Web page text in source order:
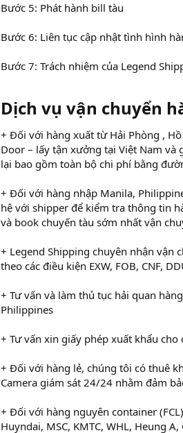
Bước 5: Phát hành bill tàu
Bước 6: Liên tục cập nhật tình hình
Bước 7: Trách nhiệm của Legend
Dịch vụ vận chuyển
+ Đối với hàng xuất từ Hải Phòng ,
Door – lấy tận xưởng tại Việt Nam
lại bao gồm toàn bộ chi phí bằng
+ Đối với hàng nhập Manila,
hệ với shipper để kiểm tra thông tin
và book chuyến tàu sớm nhất vận
+ Legend Shipping chuyên nhận vận
theo các điều kiện EXW, FOB, CNF,
+ Tư vấn và làm thủ tục hải quan
Philippines
+ Tư vấn xin giấy phép xuất khẩu
+ Đối với hàng lẻ, chúng tôi có thuê
Camera giám sát 24/24 nhằm đảm
+ Đối với hàng nguyên container
Huyndai, MSC, KMTC, WHL, Heung